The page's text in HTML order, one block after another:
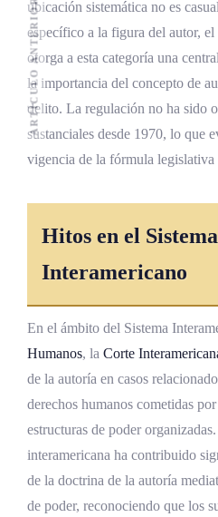
ubicación sistemática no es
específico a la figura del autor,
otorga a esta categoría una
la importancia del concepto de
delito. La regulación no ha sido
sustanciales desde 1970, lo que
vigencia de la fórmula legislativa
Hitos en el Sistema
Interamericano
En el ámbito del Sistema
Humanos, la Corte
de la autoría en casos
derechos humanos cometidas
estructuras de poder
interamericana ha contribuido
de la doctrina de la autoría
de poder, reconociendo que los
ARTÍCULO ANTERIOR